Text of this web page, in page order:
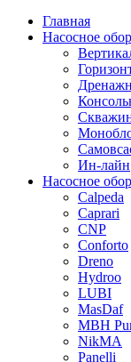
Главная
Насосное
Ин-лайн
Насосное
Calpeda
Caprari
CNP
Conforto
Dreno
Hydroo
LUBI
MasDaf
MBH
NikMA
Panelli